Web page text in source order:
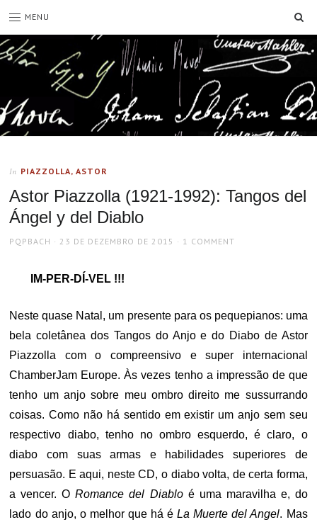
MENU
In PIAZZOLLA, ASTOR
Astor Piazzolla (1921-1992): Tangos del
Ángel y del Diablo
AUTHOR
PQPBACH
POSTED
23 DE DEZEMBRO DE 2015 1 COMMENT
IM-PER-DÍ-VEL !!!
Neste quase Natal, um presente para os pequepianos: uma
bela coletânea dos Tangos do Anjo e do Diabo de Astor
Piazzolla com o compreensivo e super internacional
ChamberJam Europe. Às vezes tenho a impressão de que
tenho um anjo sobre meu ombro direito me sussurrando
coisas. Como não há sentido em existir um anjo sem seu
respectivo diabo, tenho no ombro esquerdo, é claro, o
diabo com suas armas e habilidades superiores de
persuasão. E aqui, neste CD, o diabo volta, de certa forma,
a vencer. ORomance del Diabloé uma maravilha e, do
lado do anjo, o melhor que há éLa Muerte del Angel. Mas